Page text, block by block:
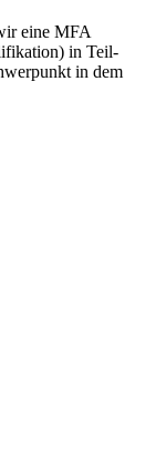
eine MFA
in Teil-
in dem